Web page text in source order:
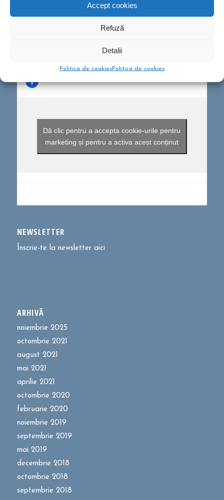
Accept cookies
Refuză
Detalii
Politica de cookiesPolitica de cookies
Ce să conțină rucsacul într-o drumeție de o zi?
Dă clic pentru a accepta cookie-urile pentru
marketing și pentru a activa acest conținut
NEWSLETTER
Înscrie-te la newsletter aici
ARHIVĂ
noiembrie 2025
octombrie 2021
august 2021
mai 2021
aprilie 2021
octombrie 2020
februarie 2020
noiembrie 2019
septembrie 2019
mai 2019
decembrie 2018
octombrie 2018
septembrie 2018